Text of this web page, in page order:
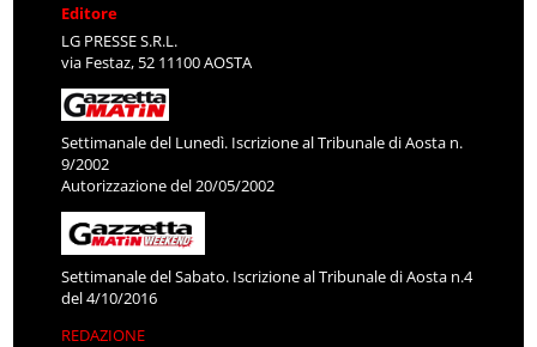
Editore
LG PRESSE S.R.L.
via Festaz, 52 11100 AOSTA
Settimanale del Lunedì. Iscrizione al Tribunale di Aosta n.
9/2002
Autorizzazione del 20/05/2002
Settimanale del Sabato. Iscrizione al Tribunale di Aosta n.4
del 4/10/2016
REDAZIONE